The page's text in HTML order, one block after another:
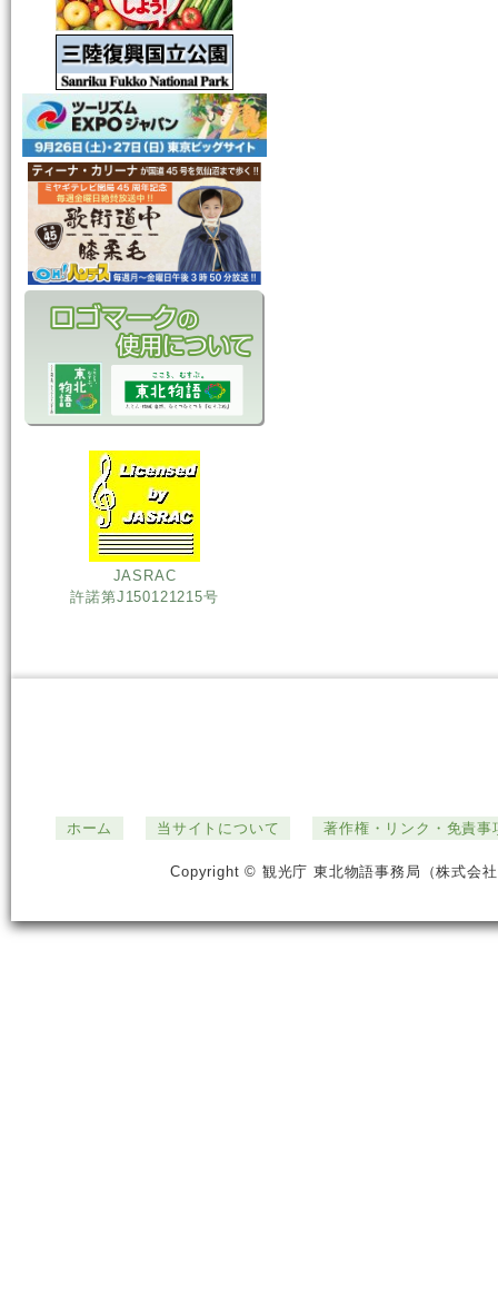
JASRAC
許諾第J150121215号
ホーム 当サイトについて 著作権・リンク・免責事
Copyright © 観光庁 東北物語事務局（株式会